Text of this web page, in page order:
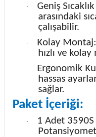
·
Geniş
arasındaki
çalışabilir.
·
Kolay
hızlı ve
·
Ergonomik
hassas
sağlar.
Paket İçeriği:
·
1 Adet